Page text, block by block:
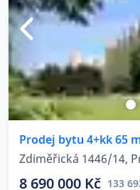
Prodej bytu 4+kk 65
Zdiměřická 1446/14,
8 690 000 Kč 133